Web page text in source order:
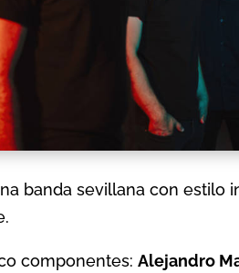
banda sevillana con estilo
componentes:Alejandro